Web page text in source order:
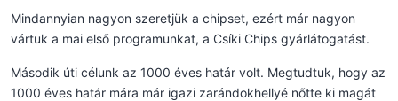
Mindannyian nagyon szeretjük a chipset, ezért már nagyon
vártuk a mai első programunkat, a Csíki Chips gyárlátogatást.
Második úti célunk az 1000 éves határ volt. Megtudtuk, hogy az
1000 éves határ mára már igazi zarándokhellyé nőtte ki magát